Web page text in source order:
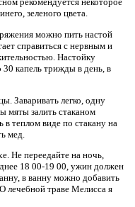
зеленого цвета.
можно пить настой
справиться с нервным и
Настойку
капель трижды в день, в
Заваривать легко, одну
мяты залить стаканом
в теплом виде по стакану на
мед.
Не переедайте на ночь,
18 00-19 00, ужин должен
в ванну можно добавить
лечебной траве Мелисса я